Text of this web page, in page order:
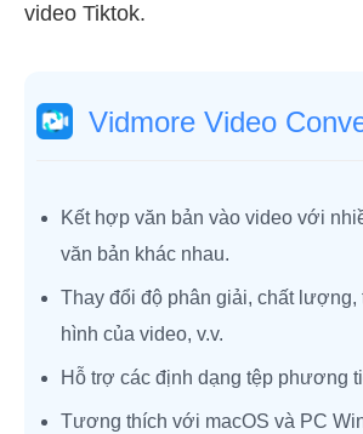
video Tiktok.
Vidmore Video
Kết hợp văn bản vào video với
văn bản khác nhau.
Thay đổi độ phân giải, chất lượng,
hình của video, v.v.
Hỗ trợ các định dạng tệp phương
Tương thích với macOS và PC